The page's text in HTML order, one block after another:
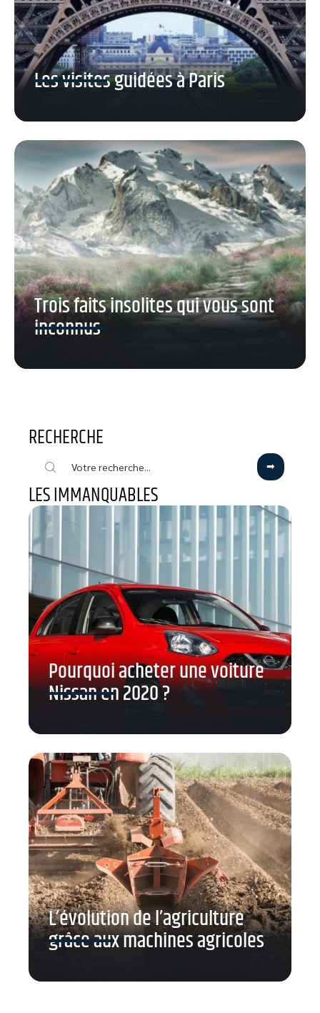
Les visites guidées à Paris
Trois faits insolites qui vous sont
inconnus
RECHERCHE
LES IMMANQUABLES
Pourquoi acheter une voiture
Nissan en 2020 ?
L’évolution de l’agriculture
grâce aux machines agricoles